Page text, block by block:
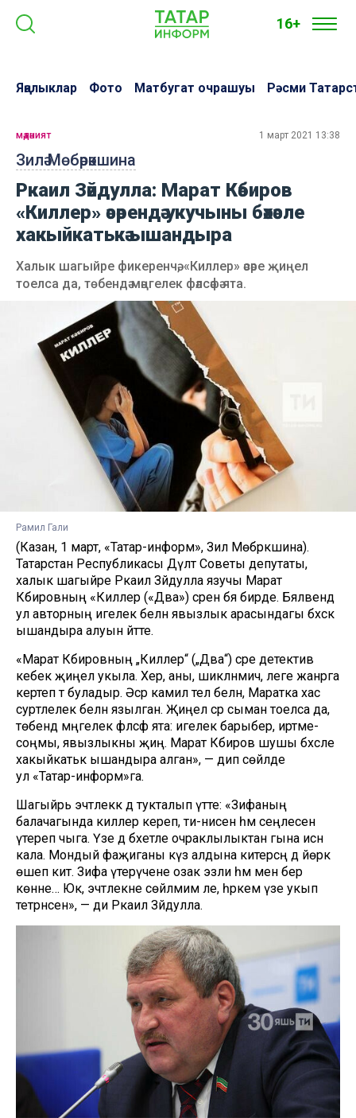
16+
Яңалыклар Фото Матбугат очрашуы Рәсми
Зилә Мөбәрәкшина
мәдәният 1 март 2021 13:38
Ркаил Зәйдулла: Марат Кәбиров
«Киллер» әсәрендә укучыны бәхәсле
хакыйкатькә ышандыра
Халык шагыйре фикеренчә, «Киллер» әсәре җиңел
тоелса да, төбендә мәңгелек фәлсәфә ята.
Рамил Гали
(Казан, 1 март, «Татар-информ», Зилә Мөбәрәкшина).
Татарстан Республикасы Дәүләт Советы депутаты,
халык шагыйре Ркаил Зәйдулла язучы Марат
Кәбировның «Киллер («Дәва») әсәренә бәя бирде. Бәяләвендә
ул авторның игелек белән явызлык арасындагы бәхәскә
ышандыра алуын әйтте.
«Марат Кәбировның „Киллер“ („Дәва“) әсәре детектив
кебек җиңел укыла. Хәер, аны, шикләнмичә, әлеге жанрга
кертеп тә буладыр. Әсәр камил тел белән, Маратка хас
сурәтлелек белән язылган. Җиңел әсәр сыман тоелса да,
төбендә мәңгелек фәлсәфә ята: игелек барыбер, иртәме-
соңмы, явызлыкны җиңә. Марат Кәбиров шушы бәхәсле
хакыйкатькә ышандыра алган», — дип сөйләде
ул «Татар-информ»га.
Шагыйрь эчтәлеккә дә тукталып үтте: «Зифаның
балачагында киллер кереп, әти-әнисен һәм сеңлесен
үтереп чыга. Үзе дә бәхетле очраклылыктан гына исән
кала. Мондый фаҗиганы күз алдына китерсәң дә йөрәк
өшеп китә. Зифа үтерүчене озак эзли һәм менә бер
көнне… Юк, эчтәлекне сөйләмим әле, һәркем үзе укып
тетрәнсен», — ди Ркаил Зәйдулла.